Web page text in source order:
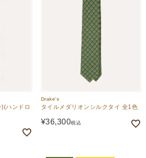
ハンドロ
Drake's
タイルメダリオンシルクタイ 全1色
¥36,300税込